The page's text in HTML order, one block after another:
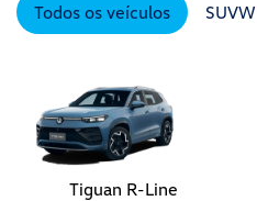
Todos os veículos SUVW
Tiguan R-Line